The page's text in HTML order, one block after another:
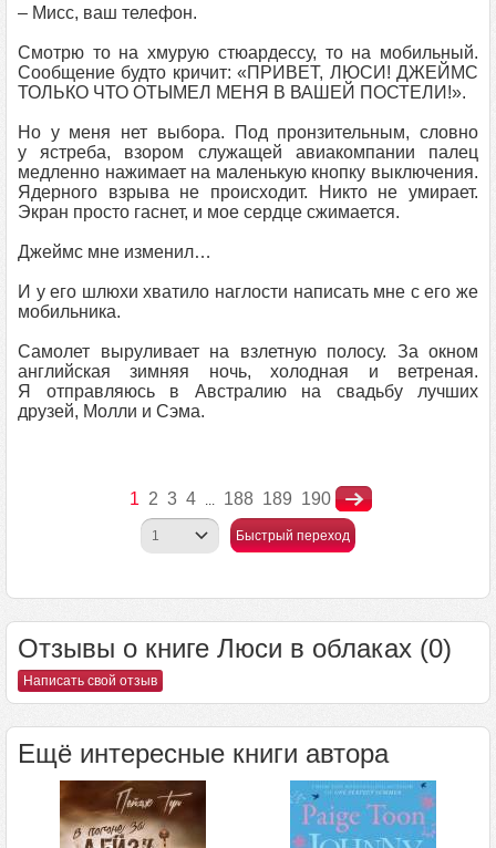
– Мисс, ваш телефон.
Смотрю то на хмурую стюардессу, то на мобильный.
Сообщение будто кричит: «ПРИВЕТ, ЛЮСИ! ДЖЕЙМС
ТОЛЬКО ЧТО ОТЫМЕЛ МЕНЯ В ВАШЕЙ ПОСТЕЛИ!».
Но у меня нет выбора. Под пронзительным, словно
у ястреба, взором служащей авиакомпании палец
медленно нажимает на маленькую кнопку выключения.
Ядерного взрыва не происходит. Никто не умирает.
Экран просто гаснет, и мое сердце сжимается.
Джеймс мне изменил…
И у его шлюхи хватило наглости написать мне с его же
мобильника.
Самолет выруливает на взлетную полосу. За окном
английская зимняя ночь, холодная и ветреная.
Я отправляюсь в Австралию на свадьбу лучших
друзей, Молли и Сэма.
1 2 3 4 ... 188 189 190
Быстрый переход
Отзывы о книге Люси в облаках (0)
Написать свой отзыв
Ещё интересные книги автора